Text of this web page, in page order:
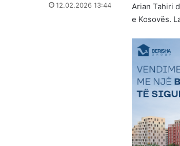
Arian Tahiri
e Kosovës.
12.02.2026 13:44